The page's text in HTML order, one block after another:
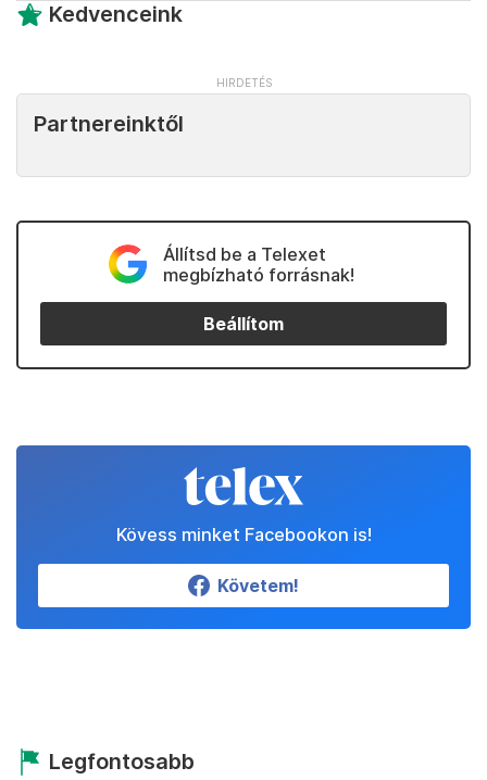
Kedvenceink
Partnereinktől
Állítsd be a Telexet
megbízható forrásnak!
Beállítom
Kövess minket Facebookon is!
Követem!
Legfontosabb